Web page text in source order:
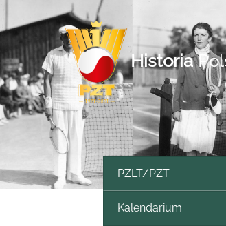
Historia
PZLT/PZT
Kalendarium